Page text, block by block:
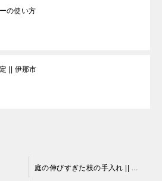
の使い方
|| 伊那市
庭の伸びすぎた枝の手入れ || 伊那市